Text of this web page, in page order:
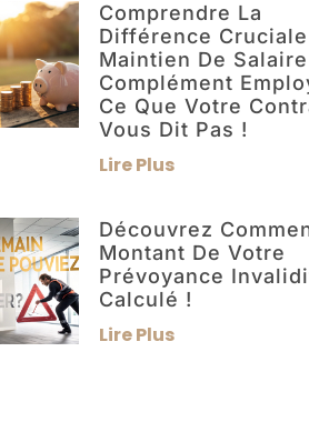
Comprendre La
Différence
Maintien De
Complément
Ce Que Votre
Vous Dit Pas !
Lire Plus
Découvrez
Montant De Votre
Prévoyance
Calculé !
Lire Plus